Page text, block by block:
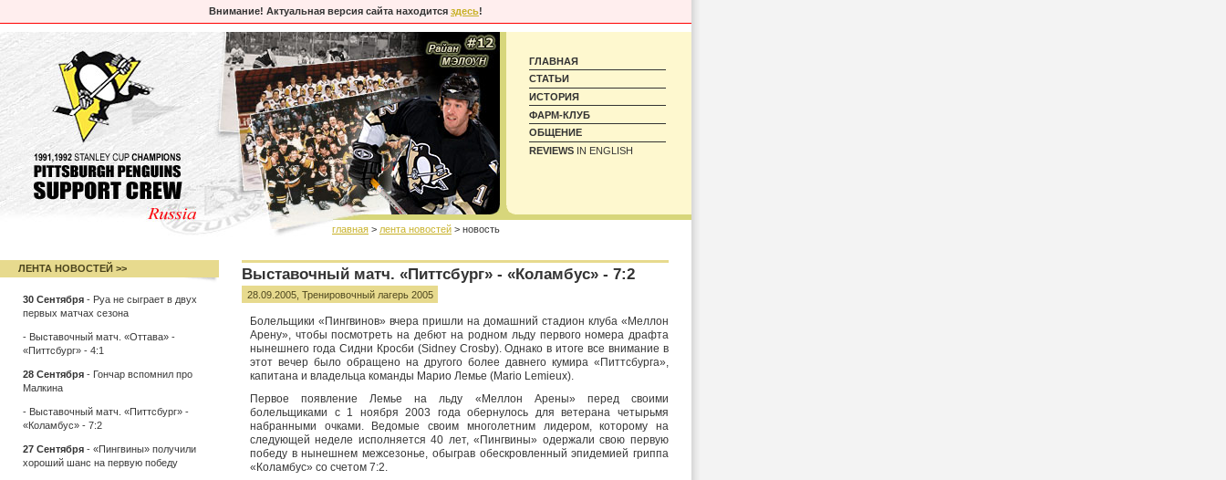
Внимание! Актуальная версия сайта находится здесь!
ГЛАВНАЯ
СТАТЬИ
ИСТОРИЯ
ФАРМ-КЛУБ
ОБЩЕНИЕ
REVIEWS IN ENGLISH
главная > лента новостей > новость
Выставочный матч. «Питтсбург» - «Коламбус» - 7:2
28.09.2005, Тренировочный лагерь 2005
Болельщики «Пингвинов» вчера пришли на домашний стадион клуба «Меллон
Арену», чтобы посмотреть на дебют на родном льду первого номера драфта
нынешнего года Сидни Кросби (Sidney Crosby). Однако в итоге все внимание в
этот вечер было обращено на другого более давнего кумира «Питтсбурга»,
капитана и владельца команды Марио Лемье (Mario Lemieux).
Первое появление Лемье на льду «Меллон Арены» перед своими
болельщиками с 1 ноября 2003 года обернулось для ветерана четырьмя
набранными очками. Ведомые своим многолетним лидером, которому на
следующей неделе исполняется 40 лет, «Пингвины» одержали свою первую
победу в нынешнем межсезонье, обыграв обескровленный эпидемией гриппа
«Коламбус» со счетом 7:2.
ЛЕНТА НОВОСТЕЙ >>
30 Сентября - Руа не сыграет в двух
первых матчах сезона
- Выставочный матч. «Оттава» -
«Питтсбург» - 4:1
28 Сентября - Гончар вспомнил про
Малкина
- Выставочный матч. «Питтсбург» -
«Коламбус» - 7:2
27 Сентября - «Пингвины» получили
хороший шанс на первую победу